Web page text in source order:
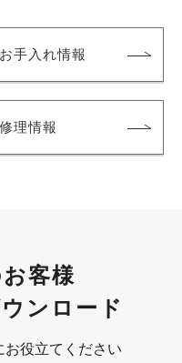
お手入れ情報
修理情報
客様
ンロード
お役立てください